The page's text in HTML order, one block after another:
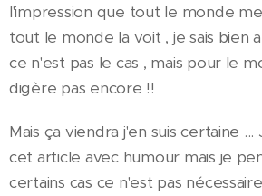
l'impression que tout le monde
tout le monde la voit , je sais bien
ce n'est pas le cas , mais pour le
digère pas encore !!
Mais ça viendra j'en suis certaine
cet article avec humour mais je
certains cas ce n'est pas